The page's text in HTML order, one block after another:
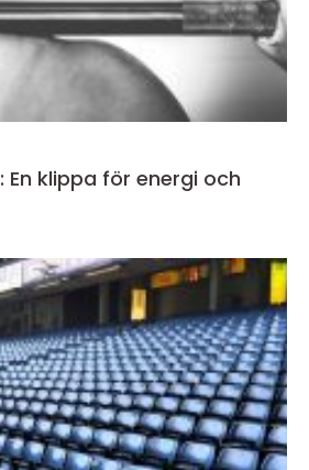
En klippa för energi och